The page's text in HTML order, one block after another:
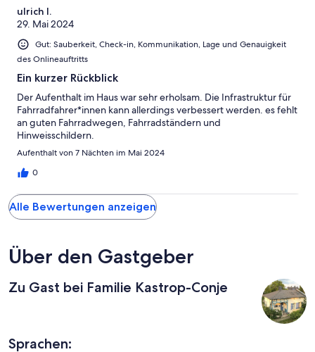
ulrich l.
29. Mai 2024
Gut: Sauberkeit, Check-in, Kommunikation, Lage und Genauigkeit
des Onlineauftritts
Ein kurzer Rückblick
Der Aufenthalt im Haus war sehr erholsam. Die Infrastruktur für
Fahrradfahrer*innen kann allerdings verbessert werden. es fehlt
an guten Fahrradwegen, Fahrradständern und
Hinweisschildern.
Aufenthalt von 7 Nächten im Mai 2024
0
Alle Bewertungen anzeigen
Über den Gastgeber
Zu Gast bei Familie Kastrop-Conje
Sprachen: